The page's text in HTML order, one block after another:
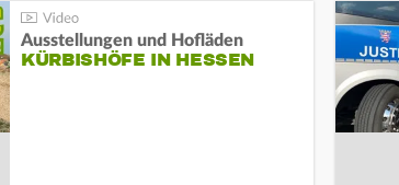
Ausstellungen und Hofläden
KÜRBISHÖFE IN HESSEN